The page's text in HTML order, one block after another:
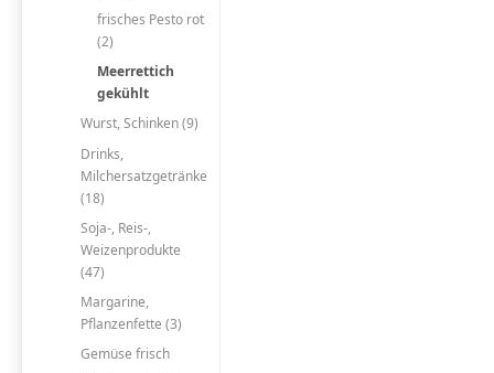
frisches Pesto rot
(2)
Meerrettich
gekühlt
Wurst, Schinken (9)
Drinks,
Milchersatzgetränke
(18)
Soja-, Reis-,
Weizenprodukte
(47)
Margarine,
Pflanzenfette (3)
Gemüse frisch